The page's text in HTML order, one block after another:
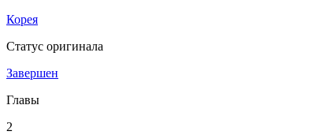
Корея
Статус оригинала
Завершен
Главы
2